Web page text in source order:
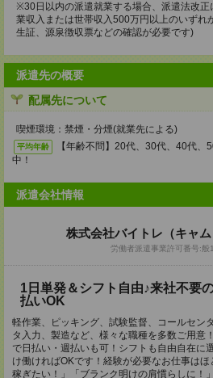
※30日以内の派遣就業する場合、派遣法改正
業収入または世帯収入500万円以上のいずれ
生証、源泉徴収票などの確認が必要です)
派遣先の概要
配属先について
喫煙環境：禁煙・分煙(就業先による)
平均年齢
【年齢不問】20代、30代、40代、
中！
派遣会社情報
株式会社バイトレ（キャム
労働者派遣事業許可番号:般
1日単発＆シフト自由♪来社不要
払いOK
軽作業、ピッキング、試験監督、コールセン
タ入力、製造など、様々な職種を多数ご用意
で日払い・週払いも可！シフトも自由自在に
け働ければOKです！経験が必要なお仕事は
稼ぎたい！」「ブランク明けの肩慣らしに！